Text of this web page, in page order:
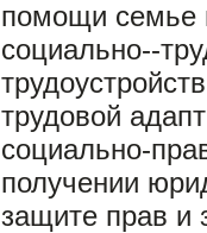
помощи семье
социально--
трудовой
социально-
получении
защите прав и